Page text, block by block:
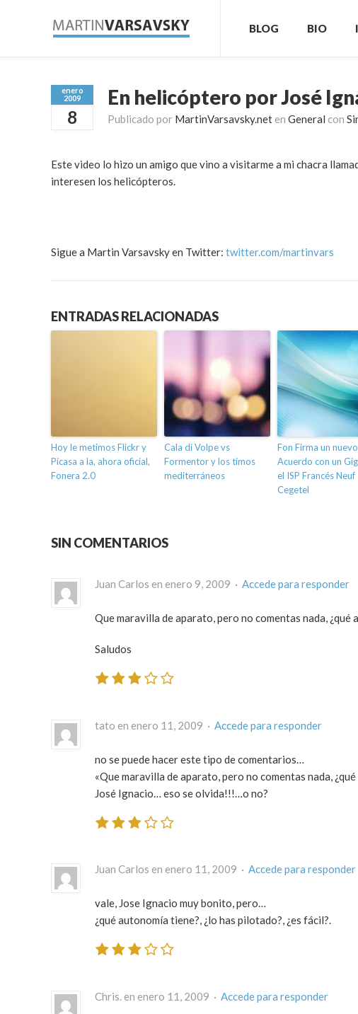
BLOG BIO
enero
2009
8
En helicóptero por José
Publicado por MartinVarsavsky.net en General con
Este video lo hizo un amigo que vino a visitarme a mi chacra
interesen los helicópteros.
Sigue a Martin Varsavsky en Twitter: twitter.com/martinvars
ENTRADAS RELACIONADAS
Hoy le metimos Flickr y
Picasa a la, ahora oficial,
Fonera 2.0
Cala di Volpe vs
Formentor y los timos
mediterráneos
Fon Firma un nuevo
Acuerdo con un
el ISP Francés Neuf
Cegetel
SIN COMENTARIOS
Juan Carlos en enero 9, 2009 · Accede para responder
Que maravilla de aparato, pero no comentas nada, ¿qué
Saludos
tato en enero 11, 2009 · Accede para responder
no se puede hacer este tipo de comentarios…
«Que maravilla de aparato, pero no comentas nada,
José Ignacio… eso se olvida!!!…o no?
Juan Carlos en enero 11, 2009 · Accede para responder
vale, Jose Ignacio muy bonito, pero…
¿qué autonomía tiene?, ¿lo has pilotado?, ¿es fácil?.
Chris. en enero 11, 2009 · Accede para responder